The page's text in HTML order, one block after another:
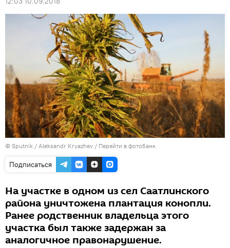
© Sputnik / Aleksandr Kryazhev / Перейти в фотобанк
Подписаться
На участке в одном из сел Саатлинского
района уничтожена плантация конопли.
Ранее родственник владельца этого
участка был также задержан за
аналогичное правонарушение.